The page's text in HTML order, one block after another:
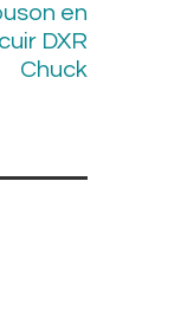
en
cuir DXR
Chuck